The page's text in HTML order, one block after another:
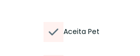
Aceita Pet